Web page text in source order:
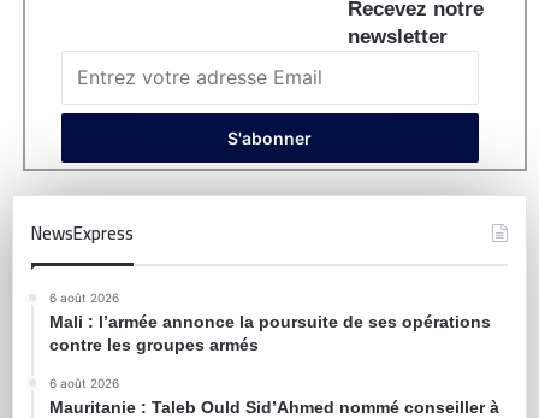
Recevez notre
newsletter
NewsExpress
6 août 2026
Mali : l’armée annonce la poursuite de ses opérations
contre les groupes armés
6 août 2026
Mauritanie : Taleb Ould Sid’Ahmed nommé conseiller à